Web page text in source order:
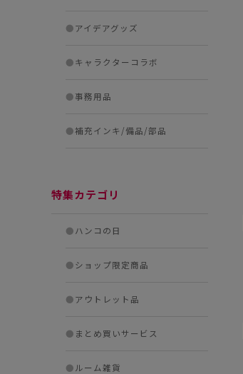
●アイデアグッズ
●キャラクターコラボ
●事務用品
●補充インキ/備品/部品
特集カテゴリ
●ハンコの日
●ショップ限定商品
●アウトレット品
● まとめ買いサービス
● ルーム雑貨